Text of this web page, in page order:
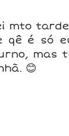
mto
qê é só
mas
😊